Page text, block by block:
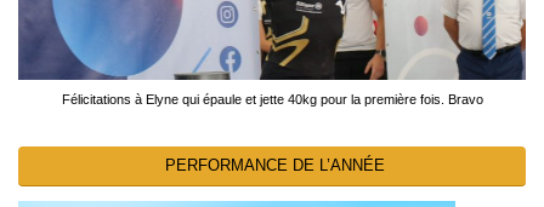
Félicitations à Elyne qui épaule et jette 40kg pour la première fois. Bravo
PERFORMANCE DE L’ANNÉE